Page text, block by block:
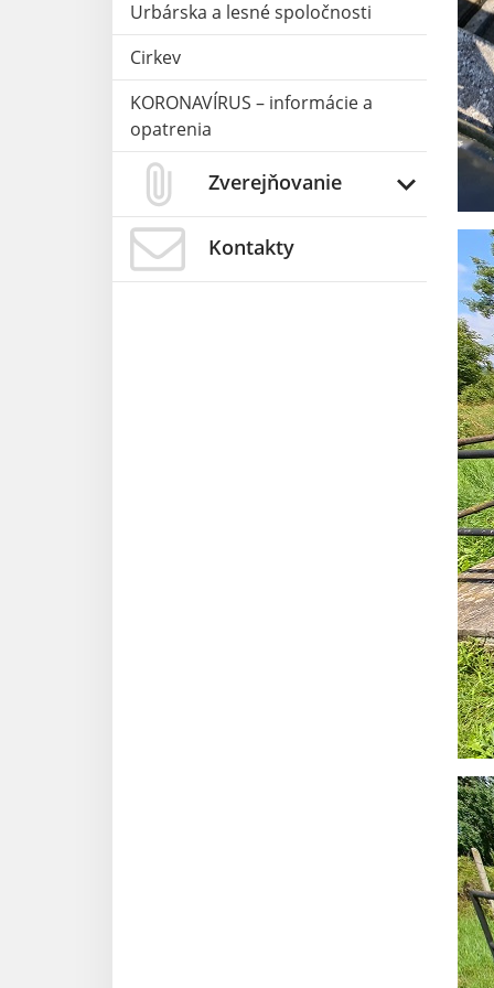
Urbárska a lesné spoločnosti
Cirkev
KORONAVÍRUS – informácie a
opatrenia
Zverejňovanie
Kontakty